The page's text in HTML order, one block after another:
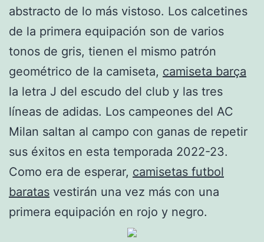
abstracto de lo más vistoso. Los calcetines
de la primera equipación son de varios
tonos de gris, tienen el mismo patrón
geométrico de la camiseta, camiseta barça
la letra J del escudo del club y las tres
líneas de adidas. Los campeones del AC
Milan saltan al campo con ganas de repetir
sus éxitos en esta temporada 2022-23.
Como era de esperar, camisetas futbol
baratas vestirán una vez más con una
primera equipación en rojo y negro.